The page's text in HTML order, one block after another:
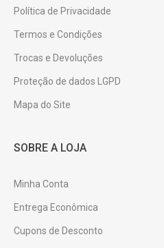
Política de Privacidade
Termos e Condições
Trocas e Devoluções
Proteção de dados LGPD
Mapa do Site
SOBRE A LOJA
Minha Conta
Entrega Econômica
Cupons de Desconto